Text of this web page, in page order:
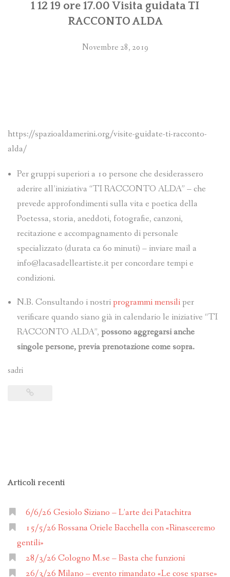
1 12 19 ore 17.00 Visita guidata TI
RACCONTO ALDA
Novembre 28, 2019
https://spazioaldamerini.org/visite-guidate-ti-racconto-
alda/
Per gruppi superiori a 10 persone che desiderassero
aderire all’iniziativa “TI RACCONTO ALDA” – che
prevede approfondimenti sulla vita e poetica della
Poetessa, storia, aneddoti, fotografie, canzoni,
recitazione e accompagnamento di personale
specializzato (durata ca 60 minuti) – inviare mail a
info@lacasadelleartiste.it per concordare tempi e
condizioni.
N.B. Consultando i nostriprogrammi mensiliper
verificare quando siano già in calendario le iniziative “TI
RACCONTO ALDA”, possono aggregarsi anche
singole persone, previa prenotazione come sopra.
sadri
Articoli recenti
6/6/26 Gesiolo Siziano – L’arte dei Patachitra
15/5/26 Rossana Oriele Bacchella con «Rinasceremo
gentili»
28/3/26 Cologno M.se – Basta che funzioni
26/3/26 Milano – evento rimandato «Le cose sparse»